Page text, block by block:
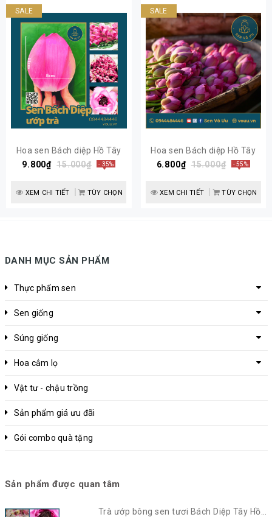
SALE
Hoa sen Bách diệp Hồ Tây
làm trà | Sen Vô Ưu
9.800₫ 15.000₫ - 35%
XEM CHI TIẾT TÙY CHỌN
SALE
Hoa sen Bách diệp Hồ Tây
ngâm rượu | Sen Vô Ưu
6.800₫ 15.000₫ - 55%
XEM CHI TIẾT TÙY CHỌN
DANH MỤC SẢN PHẨM
Thực phẩm sen
Sen giống
Súng giống
Hoa cắm lọ
Vật tư - chậu trồng
Sản phẩm giá ưu đãi
Gói combo quà tặng
Sản phẩm được quan tâm
Trà ướp bông sen tươi Bách Diệp Tây Hồ |